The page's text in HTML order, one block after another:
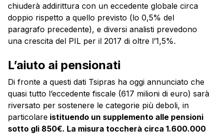
chiuderà addirittura con un eccedente globale circa
doppio rispetto a quello previsto (lo 0,5% del
paragrafo precedente), e diversi analisti prevedono
una crescita del PIL per il 2017 di oltre l’1,5%.
L’aiuto ai pensionati
Di fronte a questi dati Tsipras ha oggi annunciato che
quasi tutto l’eccedente fiscale (617 milioni di euro) sarà
riversato per sostenere le categorie più deboli, in
particolare istituendo un supplemento alle pensioni
sotto gli 850€. La misura toccherà circa 1.600.000